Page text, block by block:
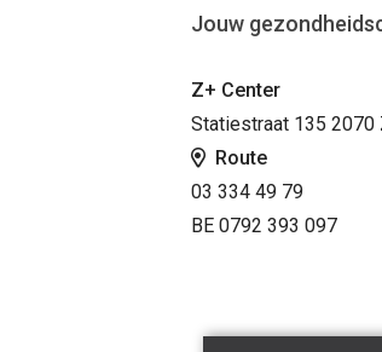
Jouw
Z+ Center
Statiestraat 135 2070
Route
03 334 49 79
BE 0792 393 097